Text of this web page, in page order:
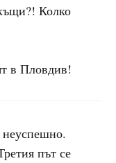
Колко
в Пловдив!
път се